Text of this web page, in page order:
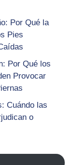
Por Qué la
Pies
Por Qué los
Provocar
Cuándo las
o